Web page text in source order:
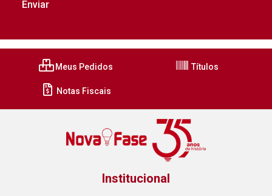
Meus Pedidos Títulos
Notas Fiscais
Institucional